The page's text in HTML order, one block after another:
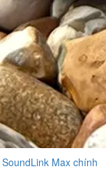
Max chính